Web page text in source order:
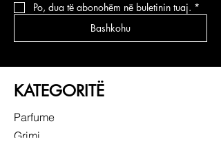
Po, dua të abonohëm në buletinin tuaj. *
Bashkohu
KATEGORITË
Parfume
Grimi